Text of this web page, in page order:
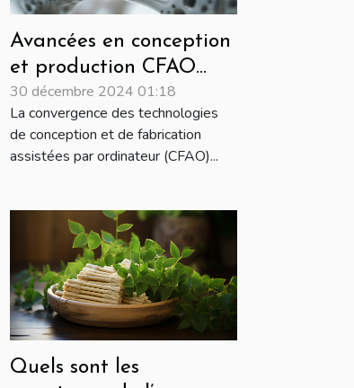
Avancées en conception
et production CFAO
pour orthopédie et
podologie
30 décembre 2024 01:18
La convergence des technologies
de conception et de fabrication
assistées par ordinateur (CFAO)...
Quels sont les